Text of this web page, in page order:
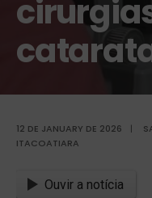
12 DE JANUARY DE 2026 |
ITACOATIARA
Ouvir a notícia